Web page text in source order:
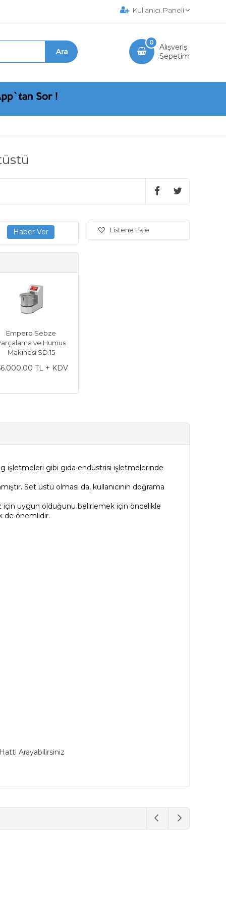
Kullanıcı Paneli
Alışveriş
Sepetim
0
Empero Sebze
ve Humus
Makinesi SD.15
TL + KDV
Listene Ekle
işletmeleri gibi gıda endüstrisi işletmelerinde
Set üstü olması da, kullanıcının doğrama
uygun olduğunu belirlemek için öncelikle
de önemlidir.
Arayabilirsiniz